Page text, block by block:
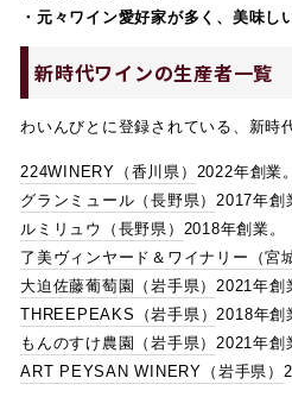
・元々ワイン愛好家が多く、美味し
新時代ワインの生産者一覧
わいんびとに登録されている、新時
224WINERY（香川県） 2022年創業。
グランミュール（長野県） 2017年創
ルミリュウ（長野県） 2018年創業。
了美ヴィンヤード＆ワイナリー（宮
大迫佐藤葡萄園（岩手県） 2021年創
THREEPEAKS（岩手県） 2018年創
もんのすけ農園（岩手県） 2021年創
ART PEYSAN WINERY（岩手県）